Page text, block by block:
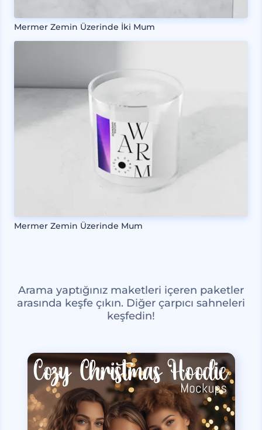
Mermer Zemin Üzerinde İki Mum
Mermer Zemin Üzerinde Mum
Arama yaptığınız maketleri içeren paketler
arasında keşfe çıkın. Diğer çarpıcı sahneleri
keşfedin!